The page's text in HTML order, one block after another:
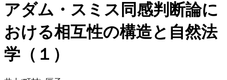
アダム・スミス同感判断論に
おける相互性の構造と自然法
学（１）